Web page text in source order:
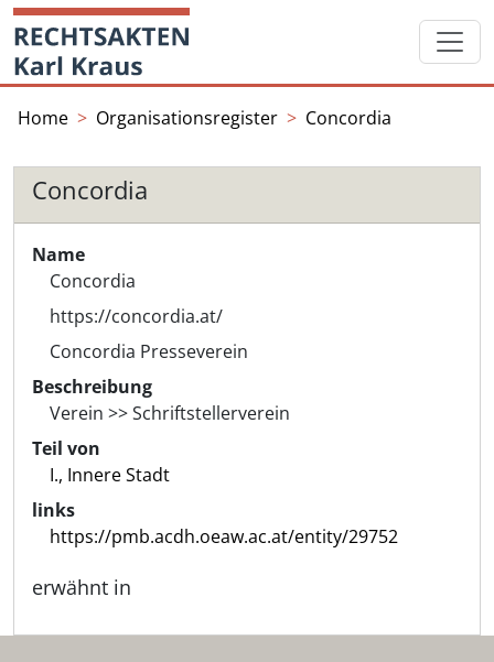
Skip
content
Startseite
Home Organisationsregister Concordia
Concordia
Name
Concordia
https://concordia.at/
Concordia Presseverein
Beschreibung
Verein >> Schriftstellerverein
Teil von
I., Innere Stadt
links
https://pmb.acdh.oeaw.ac.at/entity/29752
erwähnt in